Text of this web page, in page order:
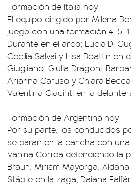
Formación de Italia hoy
El equipo dirigido por Milena
juego con una formación 4-5-
Durante en el arco; Lucia Di
Cecilia Salvai y Lisa Boattin en
Giugliano, Giulia Dragoni,
Arianna Caruso y Chiara
Valentina Giacinti en la
Formación de Argentina hoy
Por su parte, los conducidos
se paran en la cancha con
Vanina Correa defendiendo la
Braun, Miriam Mayorga,
Stábile en la zaga; Daiana